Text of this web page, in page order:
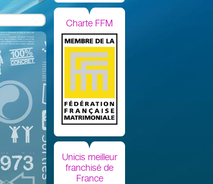
Charte FFM
Unicis meilleur
franchisé de
France